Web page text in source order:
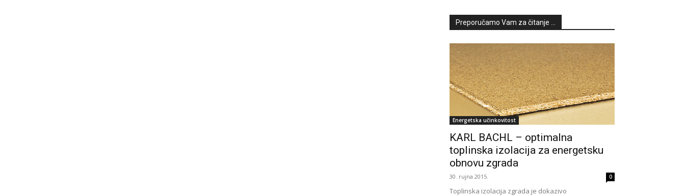
Preporučamo Vam za čitanje ...
Energetska učinkovitost
KARL BACHL – optimalna
toplinska izolacija za energetsku
obnovu zgrada
30. rujna 2015. 0
Toplinska izolacija zgrada je dokazivo